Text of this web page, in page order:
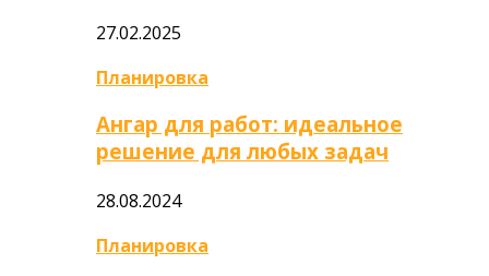
27.02.2025
Планировка
Ангар для работ: идеальное
решение для любых задач
28.08.2024
Планировка